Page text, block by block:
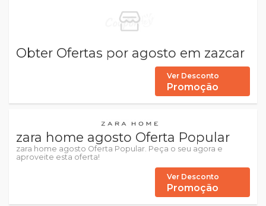
Obter Ofertas por agosto em zazcar
Ver Desconto
Promoção
zara home agosto Oferta Popular
zara home agosto Oferta Popular. Peça o seu agora e
aproveite esta oferta!
Ver Desconto
Promoção